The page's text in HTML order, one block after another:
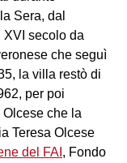
Sera, dal
XVI secolo da
che seguì
la villa restò di
per poi
che la
Teresa Olcese
del FAI , Fondo